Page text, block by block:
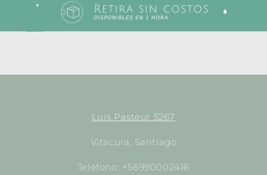
Luis Pasteur 5267
Vitacura, Santiago
Teléfono: +56990002416